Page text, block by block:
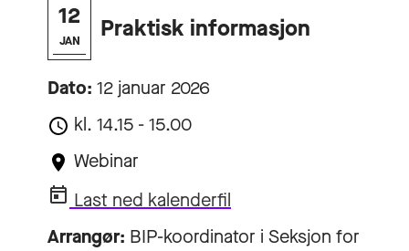
12
JAN Praktisk informasjon
Dato: 12 januar 2026
kl. 14.15 - 15.00
Webinar
Last ned kalenderfil
Arrangør: BIP-koordinator i Seksjon for